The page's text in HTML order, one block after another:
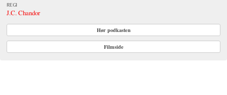
REGI
J.C. Chandor
Hør podkasten
Filmside